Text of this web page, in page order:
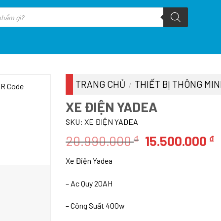
TRANG CHỦ / THIẾT BỊ THÔNG
XE ĐIỆN YADEA
SKU: XE ĐIỆN YADEA
20.990.000₫ Giá
15.500.000 ₫
Xe Điện Yadea
– Ac Quy 20AH
– Công Suất 400w